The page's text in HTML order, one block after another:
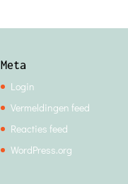
Meta
Login
Vermeldingen feed
Reacties feed
WordPress.org